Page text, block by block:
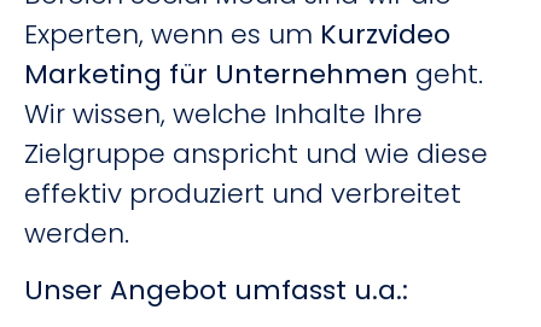
Experten, wenn es um Kurzvideo
Marketing für Unternehmen geht.
Wir wissen, welche Inhalte Ihre
Zielgruppe anspricht und wie diese
effektiv produziert und verbreitet
werden.
Unser Angebot umfasst u.a.: